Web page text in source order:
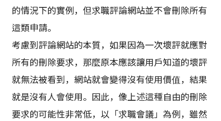
的情況下的實例，但求職評論網站並不會刪除所有
這類申請。
考慮到評論網站的本質，如果因為一次壞評就應對
所有的刪除要求，那麼原本應該讓用戶知道的壞評
就無法被看到，網站就會變得沒有使用價值，結果
就是沒有人會使用。因此，像上述這種自由的刪除
要求的可能性非常低，以「求職會議」為例，雖然